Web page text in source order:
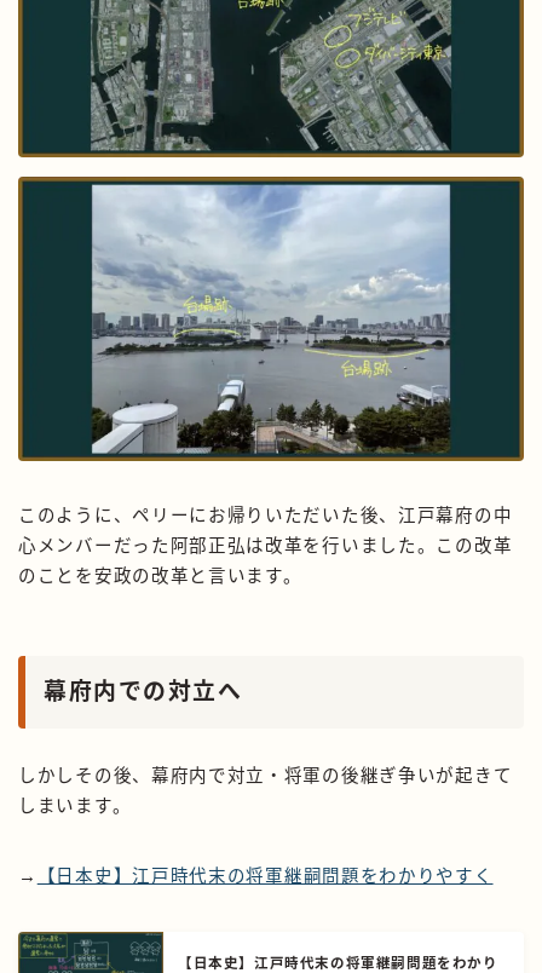
このように、ペリーにお帰りいただいた後、江戸幕府の中
心メンバーだった阿部正弘は改革を行いました。この改革
のことを安政の改革と言います。
幕府内での対立へ
しかしその後、幕府内で対立・将軍の後継ぎ争いが起きて
しまいます。
→ 【日本史】江戸時代末の将軍継嗣問題をわかりやすく
【日本史】江戸時代末の将軍継嗣問題をわかり